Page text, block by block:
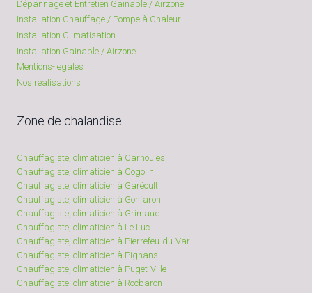
Dépannage et Entretien Gainable / Airzone
Installation Chauffage / Pompe à Chaleur
Installation Climatisation
Installation Gainable / Airzone
Mentions-legales
Nos réalisations
Zone de chalandise
Chauffagiste, climaticien à Carnoules
Chauffagiste, climaticien à Cogolin
Chauffagiste, climaticien à Garéoult
Chauffagiste, climaticien à Gonfaron
Chauffagiste, climaticien à Grimaud
Chauffagiste, climaticien à Le Luc
Chauffagiste, climaticien à Pierrefeu-du-Var
Chauffagiste, climaticien à Pignans
Chauffagiste, climaticien à Puget-Ville
Chauffagiste, climaticien à Rocbaron